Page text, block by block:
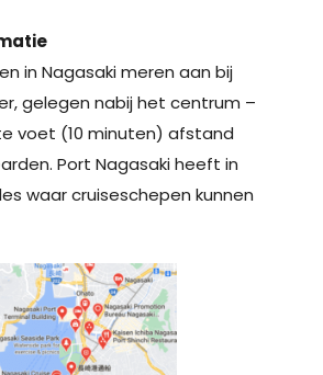
in Nagasaki meren aan bij
gelegen nabij het centrum –
voet (10 minuten) afstand
Port Nagasaki heeft in
waar cruiseschepen kunnen